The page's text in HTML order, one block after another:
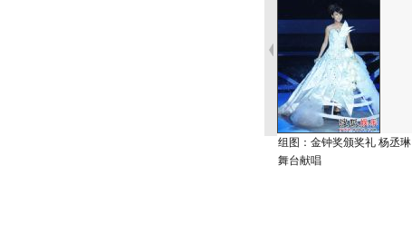
组图：金钟奖颁奖礼 杨丞琳
舞台献唱